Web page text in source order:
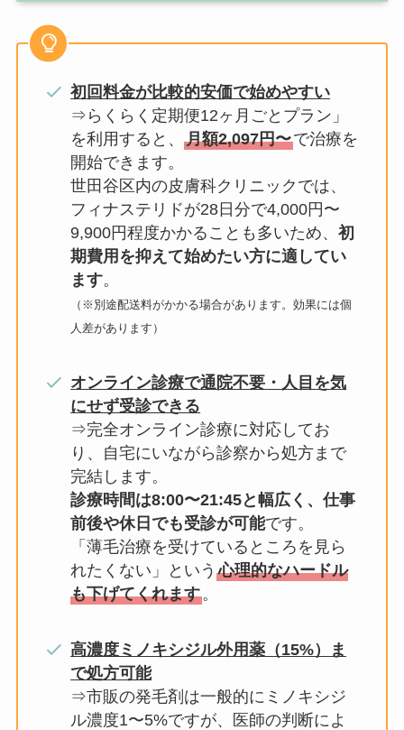
初回料金が比較的安価で始めやすい
⇒らくらく定期便12ヶ月ごとプラン」
を利用すると、月額2,097円〜で治療を
開始できます。
世田谷区内の皮膚科クリニックでは、
フィナステリドが28日分で4,000円〜
9,900円程度かかることも多いため、初
期費用を抑えて始めたい方に適してい
ます。
（※別途配送料がかかる場合があります。効果には個
人差があります）
オンライン診療で通院不要・人目を気
にせず受診できる
⇒完全オンライン診療に対応してお
り、自宅にいながら診察から処方まで
完結します。
診療時間は8:00〜21:45と幅広く、仕事
前後や休日でも受診が可能です。
「薄毛治療を受けているところを見ら
れたくない」という心理的なハードル
も下げてくれます。
高濃度ミノキシジル外用薬（15%）ま
で処方可能
⇒市販の発毛剤は一般的にミノキシジ
ル濃度1〜5%ですが、医師の判断によ